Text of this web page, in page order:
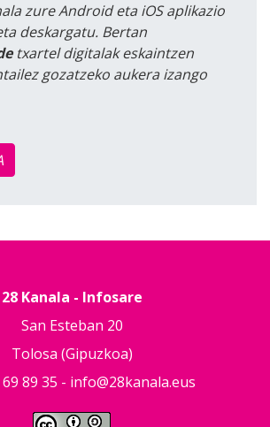
zure Android eta iOS aplikazio
deskargatu. Bertan
txartel digitalak eskaintzen
gozatzeko aukera izango
28 Kanala - Infosare
San Esteban 20
Tolosa (Gipuzkoa)
89 35 - info@28kanala.eus